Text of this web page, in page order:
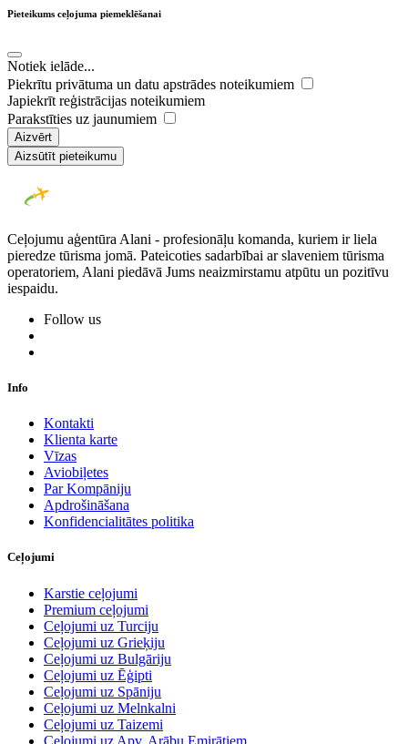
Pieteikums ceļojuma piemeklēšanai
Notiek ielāde...
Piekrītu privātuma un datu apstrādes noteikumiem
Japiekrīt reģistrācijas noteikumiem
Parakstīties uz jaunumiem
Aizvērt
Aizsūtīt pieteikumu
Ceļojumu aģentūra Alani - profesionāļu komanda, kuriem ir liela
pieredze tūrisma jomā. Pateicoties sadarbībai ar slaveniem tūrisma
operatoriem, Alani piedāvā Jums neaizmirstamu atpūtu un pozitīvu
iespaidu.
Follow us
Info
Kontakti
Klienta karte
Vīzas
Aviobiļetes
Par Kompāniju
Apdrošināšana
Konfidencialitātes politika
Ceļojumi
Karstie ceļojumi
Premium ceļojumi
Ceļojumi uz Turciju
Ceļojumi uz Grieķiju
Ceļojumi uz Bulgāriju
Ceļojumi uz Ēģipti
Ceļojumi uz Spāniju
Ceļojumi uz Melnkalni
Ceļojumi uz Taizemi
Ceļojumi uz Apv. Arābu Emirātiem